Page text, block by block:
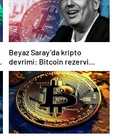
Beyaz Saray’da kripto
devrimi: Bitcoin rezervi
gerçek olabilir mi?